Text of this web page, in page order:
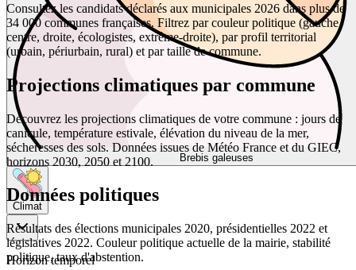
Brebis galeuses
Climat
Horizon temporel
Consultez les candidats déclarés aux municipales 2026 dans plus de
34 000 communes françaises. Filtrez par couleur politique (gauche,
centre, droite, écologistes, extrême-droite), par profil territorial
(urbain, périurbain, rural) et par taille de commune.
Projections climatiques par commune
Découvrez les projections climatiques de votre commune : jours de
canicule, température estivale, élévation du niveau de la mer,
sécheresses des sols. Données issues de Météo France et du GIEC,
horizons 2030, 2050 et 2100.
Données politiques
Résultats des élections municipales 2020, présidentielles 2022 et
législatives 2022. Couleur politique actuelle de la mairie, stabilité
politique, taux d'abstention.